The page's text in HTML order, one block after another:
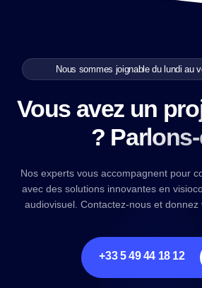
Nous sommes joignable du lundi au
Vous avez un
?
Nos experts vous accompagnent pour
avec des solutions innovantes en
audiovisuel. Contactez-nous et donnez
+33 5 49 44 18 12